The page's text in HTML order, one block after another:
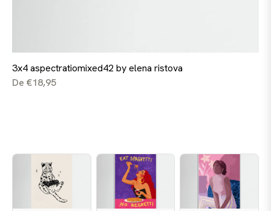
3x4 aspectratiomixed42 by elena ristova
De €18,95